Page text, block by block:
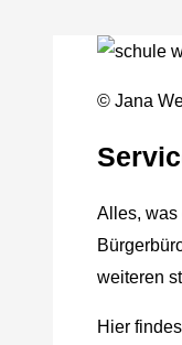
© Jana
Alles, was
weiteren
Hier